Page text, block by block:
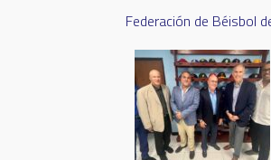
Federación de Béisbol